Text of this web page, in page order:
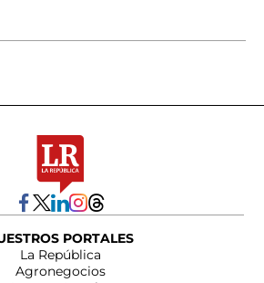
PORTALES
La República
Agronegocios